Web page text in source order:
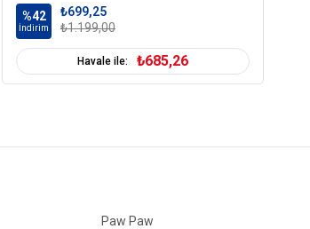
%42
İndirim
₺699,25
₺1.199,00
Havale ile: ₺685,26
Paw Paw